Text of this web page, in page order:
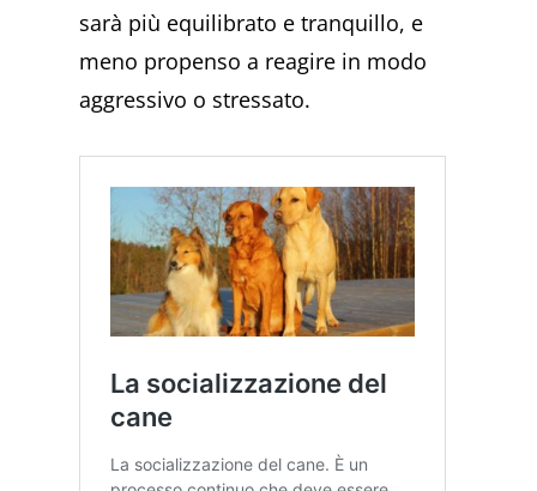
sarà più equilibrato e tranquillo, e
meno propenso a reagire in modo
aggressivo o stressato.